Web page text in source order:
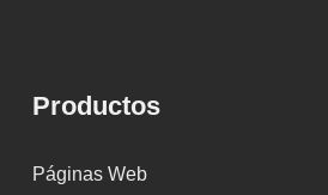
Productos
Páginas Web